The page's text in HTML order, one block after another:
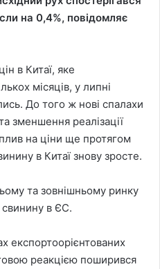
на 0,4%, повідомляє
в Китаї, яке
місяців, у липні
До того ж нові спалахи
зменшення реалізації
на ціни ще протягом
в Китаї знову зросте.
та зовнішньому ринку
свинину в ЄС.
експортоорієнтованих
реакцією поширився